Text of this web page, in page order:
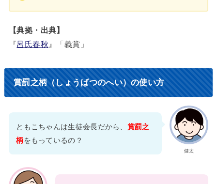
【典拠・出典】
『呂氏春秋 』「義賞」
賞罰之柄（しょうばつのへい）の使い方
健太
ともこちゃんは生徒会長だから、 賞罰之
柄をもっているの？